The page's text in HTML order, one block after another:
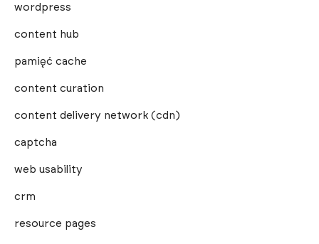
wordpress
content hub
pamięć cache
content curation
content delivery network (cdn)
captcha
web usability
crm
resource pages